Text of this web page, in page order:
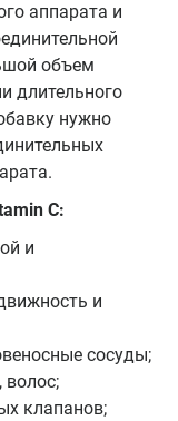
аппарата и
объем
длительного
нужно
C:
и
и
сосуды;
волос;
клапанов;